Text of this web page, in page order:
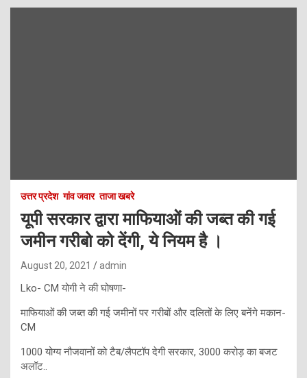
उत्तर प्रदेश गांव जवार ताजा खबरे
यूपी सरकार द्वारा माफियाओं की जब्त की गई
जमीन गरीबो को देंगी, ये नियम है ।
August 20, 2021 admin
Lko- CM योगी ने की घोषणा-
माफियाओं की जब्त की गई जमीनों पर गरीबों और दलितों के लिए बनेंगे मकान-
CM
1000 योग्य नौजवानों को टैब/लैपटॉप देगी सरकार, 3000 करोड़ का बजट
अलॉट..